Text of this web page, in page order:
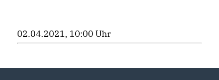
02.04.2021, 10:00 Uhr